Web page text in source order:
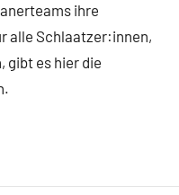
ihre
alle Schlaatzer:innen,
gibt es hier die